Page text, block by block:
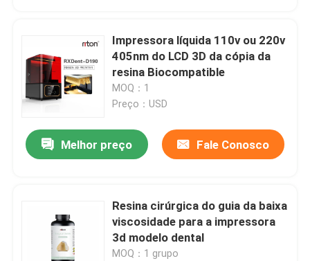
Impressora líquida 110v ou 220v
405nm do LCD 3D da cópia da
resina Biocompatible
MOQ：1
Preço：USD
Melhor preço Fale Conosco
Resina cirúrgica do guia da baixa
viscosidade para a impressora
3d modelo dental
MOQ：1 grupo